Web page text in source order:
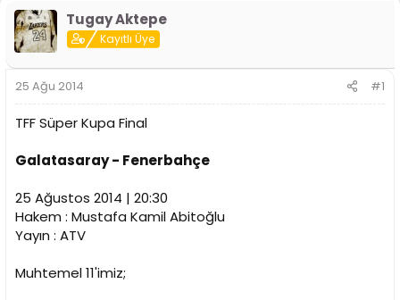
u
y
u
B
a
ş
l
a
a
n
l
a
n
ı
t
a
i
h
Tugay Aktepe
Kayıtlı Üye
25 Ağu 2014 #1
TFF Süper Kupa Final
Galatasaray - Fenerbahçe
25 Ağustos 2014 | 20:30
Hakem : Mustafa Kamil Abitoğlu
Yayın : ATV
Muhtemel 11'imiz;